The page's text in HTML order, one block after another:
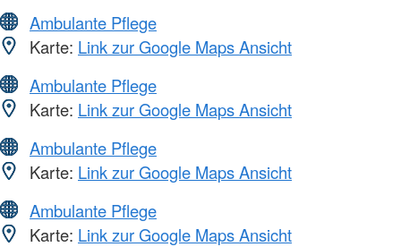
Ambulante Pflege
Karte: Link zur Google Maps Ansicht
Ambulante Pflege
Karte: Link zur Google Maps Ansicht
Ambulante Pflege
Karte: Link zur Google Maps Ansicht
Ambulante Pflege
Karte: Link zur Google Maps Ansicht